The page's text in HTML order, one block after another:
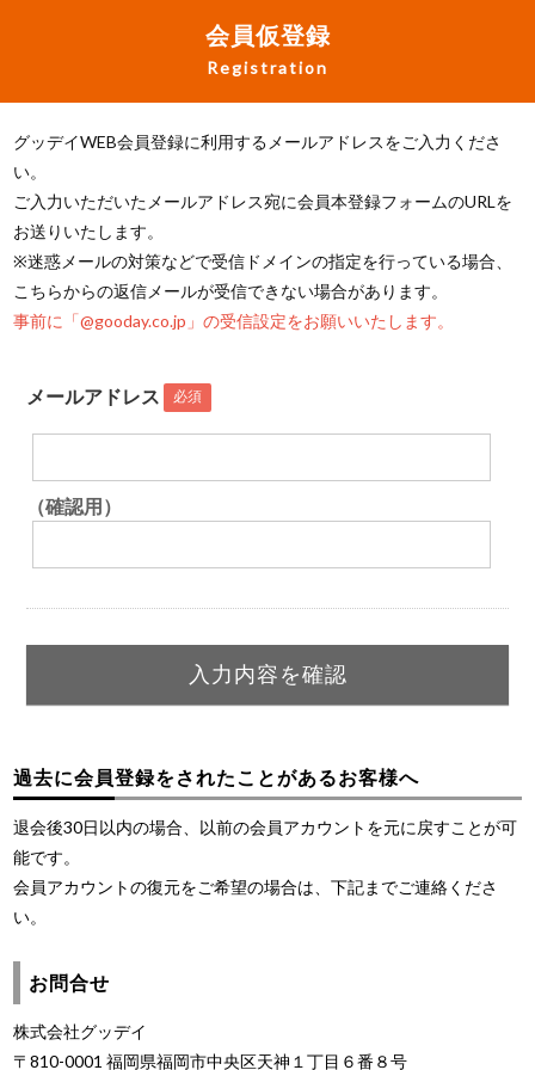
会員仮登録
Registration
グッデイWEB会員登録に利用するメールアドレスをご入力くださ
い。
ご入力いただいたメールアドレス宛に会員本登録フォームのURLを
お送りいたします。
※迷惑メールの対策などで受信ドメインの指定を行っている場合、
こちらからの返信メールが受信できない場合があります。
事前に「@gooday.co.jp」の受信設定をお願いいたします。
メールアドレス 必須
（確認用）
過去に会員登録をされたことがあるお客様へ
退会後30日以内の場合、以前の会員アカウントを元に戻すことが可
能です。
会員アカウントの復元をご希望の場合は、下記までご連絡くださ
い。
お問合せ
株式会社グッデイ
〒810-0001 福岡県福岡市中央区天神１丁目６番８号